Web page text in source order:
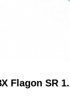
Flagon SR